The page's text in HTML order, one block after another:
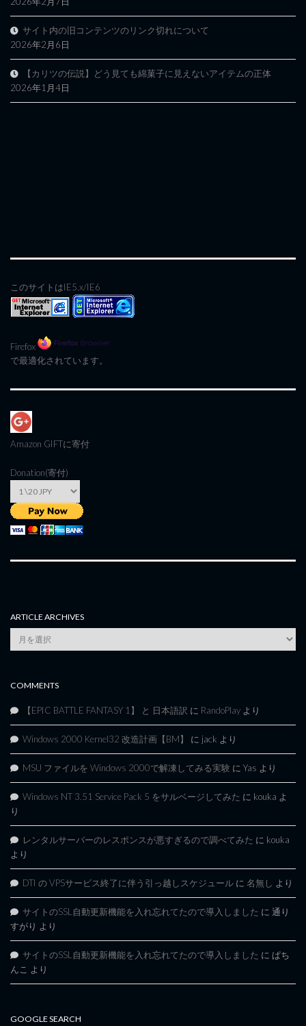
サイト内の旧コンテンツのリンク切れについて
2026年2月6日
【カリツの伝説】どう見ても綿菓子に見えないアイテムの正体
2026年1月4日
このサイトはIE5.x/IE6
Firefox
で最適化されています。
Amazon GIFTに寄付
Donation(寄付)
ARTICLE ARCHIVES
Article
Archives
COMMENTS
【EPIC BATTLE FANTASY 1】 と 日本語訳 に RandoPlay より
Windows 2000 Kernel32 改造計画【BM】 に jack より
MSU ファイルを Windows 2000で解凍してみる実験 に Yas より
Windows NT 3.51 Service Pack 5 をサルベージしてみた に kouka よ
り
レンタルサーバーのレスポンスが悪すぎるので調べてみた に kouka
より
DTI の VPSサービス終了に伴う引っ越しスケジュール に 名無し より
サイトのSSL自動更新機能を入れ忘れてたので導入しました に 通り
すがり より
サイトのSSL自動更新機能を入れ忘れてたので導入しました に ぱち
んこ より
GOOGLE SEARCH